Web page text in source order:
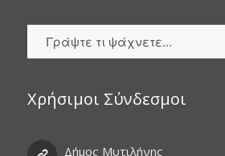
Χρήσιμοι Σύνδεσμοι
Δήμος Μυτιλήνης